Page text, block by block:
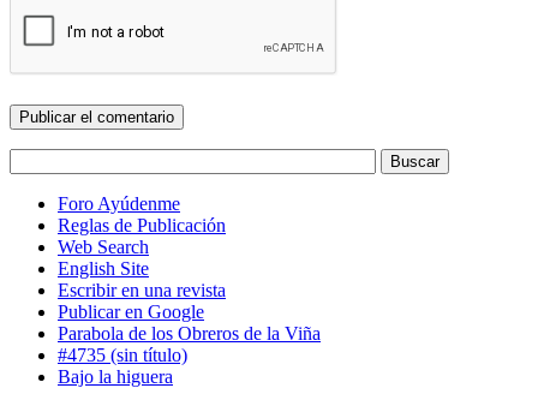
Foro Ayúdenme
Reglas de Publicación
Web Search
English Site
Escribir en una revista
Publicar en Google
Parabola de los Obreros de la Viña
#4735 (sin título)
Bajo la higuera